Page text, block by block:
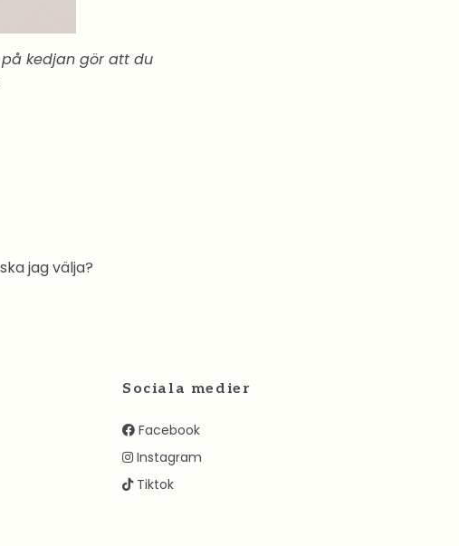
kedjan gör att du
jag välja?
Sociala medier
Facebook
Instagram
Tiktok